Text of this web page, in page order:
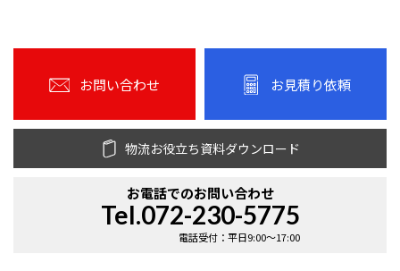
お問い合わせ お見積り依頼
物流お役立ち資料ダウンロード
お電話でのお問い合わせ
Tel.072-230-5775
電話受付：平日9:00〜17:00